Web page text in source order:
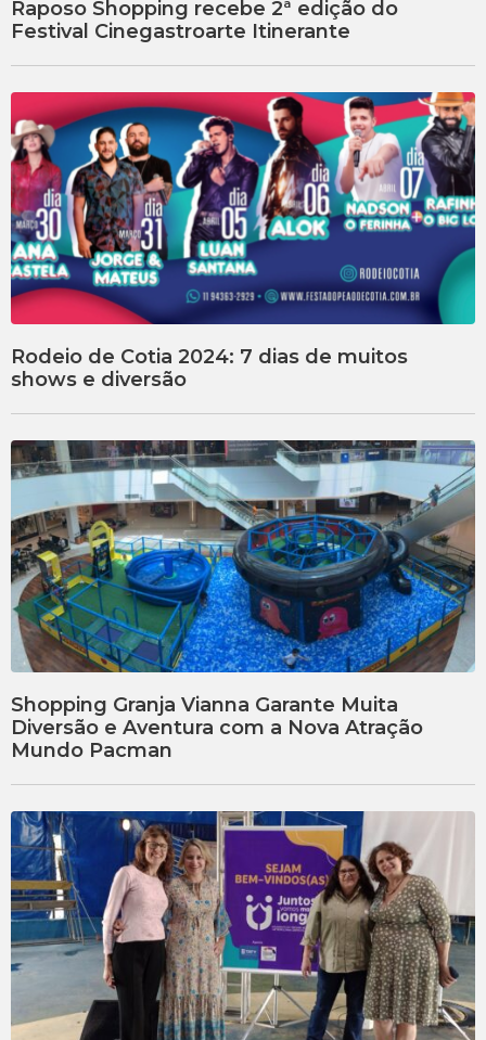
Raposo Shopping recebe 2ª edição do
Festival Cinegastroarte Itinerante
Rodeio de Cotia 2024: 7 dias de muitos
shows e diversão
Shopping Granja Vianna Garante Muita
Diversão e Aventura com a Nova Atração
Mundo Pacman